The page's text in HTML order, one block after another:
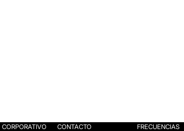
CORPORATIVO CONTACTO FRECUENCIAS